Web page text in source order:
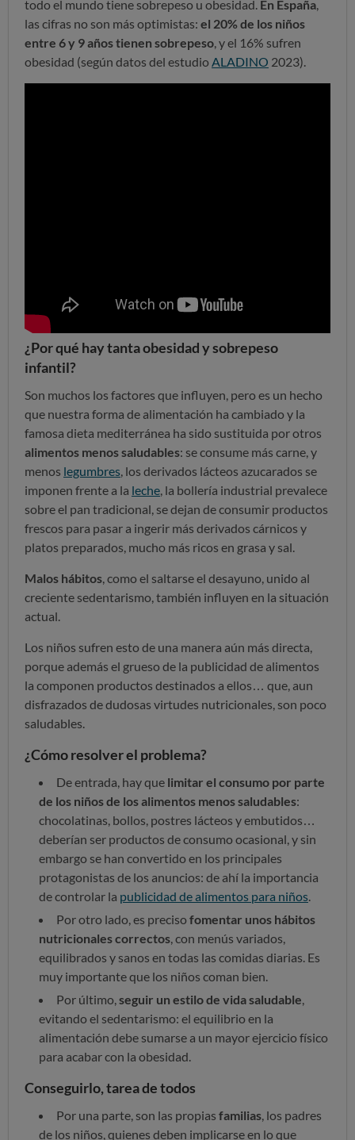
todo el mundo tiene sobrepeso u obesidad. En España
las cifras no son más optimistas: el 20% de los niños
entre 6 y 9 años tienen sobrepeso , y el 16% sufren
obesidad (según datos del estudio ALADINO 2023).
¿Por qué hay tanta obesidad y sobrepeso
infantil?
Son muchos los factores que influyen, pero es un hecho
que nuestra forma de alimentación ha cambiado y la
famosa dieta mediterránea ha sido sustituida por otros
alimentos menos saludables: se consume más carne, y
menos legumbres , los derivados lácteos azucarados se
imponen frente a la leche , la bollería industrial prevalece
sobre el pan tradicional, se dejan de consumir productos
frescos para pasar a ingerir más derivados cárnicos y
platos preparados, mucho más ricos en grasa y sal.
Malos hábitos , como el saltarse el desayuno, unido al
creciente sedentarismo, también influyen en la situación
actual.
Los niños sufren esto de una manera aún más directa,
porque además el grueso de la publicidad de alimentos
la componen productos destinados a ellos… que, aun
disfrazados de dudosas virtudes nutricionales, son poco
saludables.
¿Cómo resolver el problema?
De entrada, hay que limitar el consumo por parte
de los niños de los alimentos menos saludables:
chocolatinas, bollos, postres lácteos y embutidos…
deberían ser productos de consumo ocasional, y sin
embargo se han convertido en los principales
protagonistas de los anuncios: de ahí la importancia
de controlar la publicidad de alimentos para niños
Por otro lado, es preciso fomentar unos hábitos
nutricionales correctos , con menús variados,
equilibrados y sanos en todas las comidas diarias. Es
muy importante que los niños coman bien.
Por último, seguir un estilo de vida saludable
evitando el sedentarismo: el equilibrio en la
alimentación debe sumarse a un mayor ejercicio físico
para acabar con la obesidad.
Conseguirlo, tarea de todos
Por una parte, son las propias familias , los padres
de los niños, quienes deben implicarse en lo que